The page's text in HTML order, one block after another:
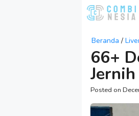
Beranda /
66+
Jernih